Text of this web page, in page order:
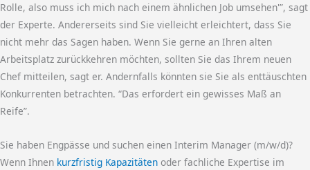
Rolle, also muss ich mich nach einem ähnlichen Job umsehen'”, sagt
der Experte. Andererseits sind Sie vielleicht erleichtert, dass Sie
nicht mehr das Sagen haben. Wenn Sie gerne an Ihren alten
Arbeitsplatz zurückkehren möchten, sollten Sie das Ihrem neuen
Chef mitteilen, sagt er. Andernfalls könnten sie Sie als enttäuschten
Konkurrenten betrachten. “Das erfordert ein gewisses Maß an
Reife”.
Sie haben Engpässe und suchen einen Interim Manager (m/w/d)?
Wenn Ihnen kurzfristig Kapazitäten oder fachliche Expertise im